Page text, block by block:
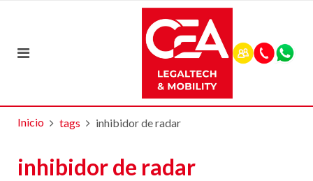
Inicio tags inhibidor de radar
inhibidor de radar